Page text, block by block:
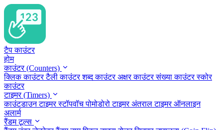
टैप काउंटर
होम
काउंटर (Counters)
क्लिक काउंटरटैली काउंटरशब्द काउंटरअक्षर काउंटरसंख्या काउंटरस्कोर
काउंटर
टाइमर (Timers)
काउंटडाउन टाइमरस्टॉपवॉचपोमोडोरो टाइमरअंतराल टाइमरऑनलाइन
अलार्म
रैंडम टूल्स